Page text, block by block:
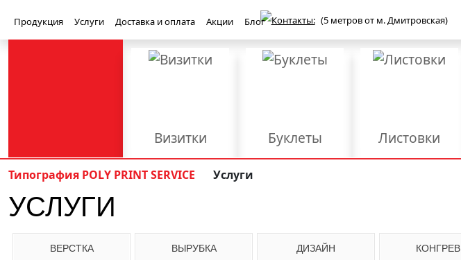
Продукция Услуги Доставка и оплата Акции Блог Контакты: (5 метров от м. Дмитровская)
Полиграфия
PolyPrint
Визитки Буклеты Листовки
Баннеры
Типография POLY PRINT SERVICE Услуги
УСЛУГИ
ВЕРСТКА ВЫРУБКА ДИЗАЙН КОНГРЕВ